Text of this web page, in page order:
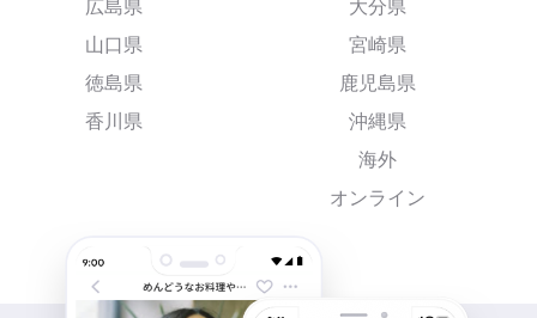
広島県
山口県
徳島県
香川県
大分県
宮崎県
鹿児島県
沖縄県
海外
オンライン